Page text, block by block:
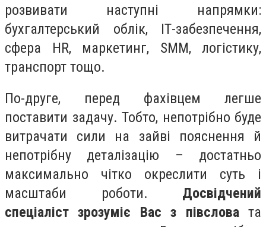
розвивати наступні напрямки:
бухгалтерський облік, ІТ-забезпечення,
сфера HR, маркетинг, SMM, логістику,
транспорт тощо.
По-друге, перед фахівцем легше
поставити задачу. Тобто, непотрібно буде
витрачати сили на зайві пояснення й
непотрібну деталізацію – достатньо
максимально чітко окреслити суть і
масштаби роботи. Досвідчений
спеціаліст зрозуміє Вас з півсловата